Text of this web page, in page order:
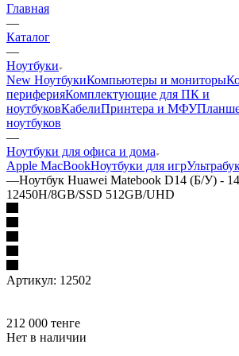
Главная
—
Каталог
—
Ноутбуки
New НоутбукиКомпьютеры и мониторы
периферияКомплектующие для ПК и
ноутбуковКабелиПринтера и МФУ
ноутбуков
—
Ноутбуки для офиса и дома
Apple MacBookНоутбуки для игр
—Ноутбук Huawei Matebook D14 (Б/У) -
12450H/8GB/SSD 512GB/UHD
Артикул: 12502
212 000 тенге
Нет в наличии